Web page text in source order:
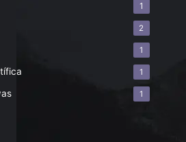
1
2
1
1
1